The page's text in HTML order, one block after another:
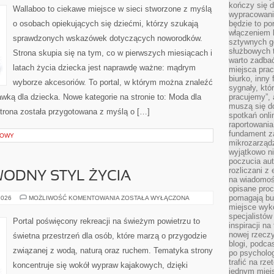
Wallaboo to ciekawe miejsce w sieci stworzone z myślą
o osobach opiekujących się dziećmi, którzy szukają
sprawdzonych wskazówek dotyczących noworodków.
Strona skupia się na tym, co w pierwszych miesiącach i
latach życia dziecka jest naprawdę ważne: mądrym
wyborze akcesoriów. To portal, w którym można znaleźć
dla dziecka. Nowe kategorie na stronie to: Moda dla
została przygotowana z myślą o […]
STYL ŻYCIA
MOŻLIWOŚĆ KOMENTOWANIA EKOPODRÓŻE
STYL
ŻYCIA
ZOSTAŁA WYŁĄCZONA
Portal poświęcony rekreacji na świeżym powietrzu to
świetna przestrzeń dla osób, które marzą o przygodzie
związanej z wodą, naturą oraz ruchem. Tematyka strony
koncentruje się wokół wypraw kajakowych, dzięki
kończy się
będzie to
sztywnych
warto
miejsca
biurko, inny
sygnały,
pracujemy”,
muszą się
spotkań
fundament
wyjątkowo
poczucia
rozliczani z
na
opisane
pomagają
miejsce
specjalistów
inspiracji
nowej
blogi,
po
trafić na
jednym